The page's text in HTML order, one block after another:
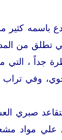
باسمه
تطلق من
جداً ، التي
وفي تراب
مواد